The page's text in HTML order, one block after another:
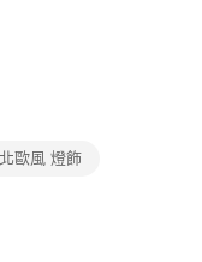
請聯繫「AFTEE先享後付
北歐風 燈飾